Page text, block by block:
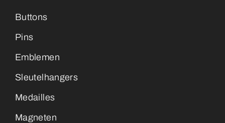
Buttons
Pins
Emblemen
Sleutelhangers
Medailles
Magneten